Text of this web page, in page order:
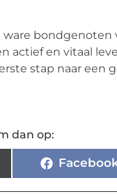
bondgenoten
actief en vitaal
stap naar een
dan op: